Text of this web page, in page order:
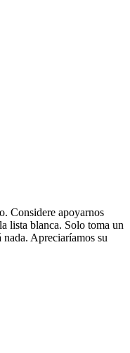
Considere apoyarnos
lista blanca. Solo toma un
Apreciaríamos su